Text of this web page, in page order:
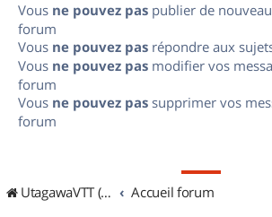
Vous ne pouvez pas publier de
forum
Vous ne pouvez pas répondre aux
Vous ne pouvez pas modifier vos
forum
Vous ne pouvez pas supprimer vos
forum
UtagawaVTT (Randos VTT et VTTAE avec traces GPS) Accueil forum